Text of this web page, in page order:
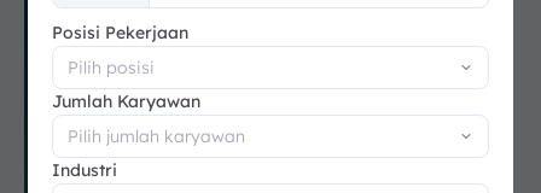
+62
Posisi Pekerjaan
Jumlah Karyawan
Industri